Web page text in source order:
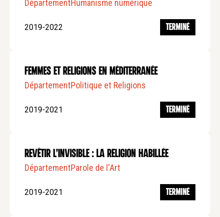
DépartementHumanisme numérique
2019-2022 TERMINÉ
Femmes et religions en méditerranée
DépartementPolitique et Religions
2019-2021 TERMINÉ
Revêtir l’invisible : la religion habillée
DépartementParole de l'Art
2019-2021 TERMINÉ